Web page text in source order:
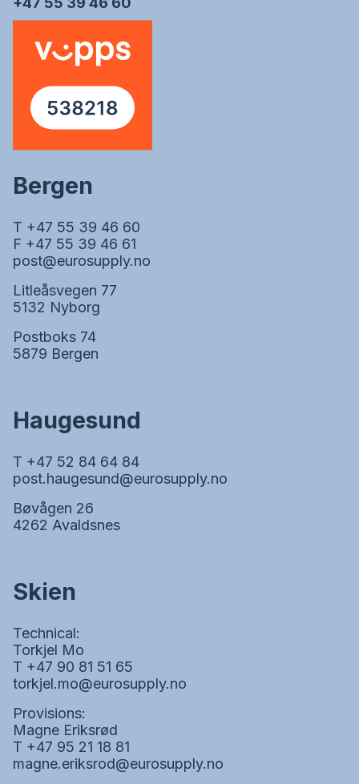
Bergen
T +47 55 39 46 60
F +47 55 39 46 61
post@eurosupply.no
Litleåsvegen 77
5132 Nyborg
Postboks 74
5879 Bergen
Haugesund
T +47 52 84 64 84
post.haugesund@eurosupply.no
Bøvågen 26
4262 Avaldsnes
Skien
Technical:
Torkjel Mo
T +47 90 81 51 65
torkjel.mo@eurosupply.no
Provisions:
Magne Eriksrød
T +47 95 21 18 81
magne.eriksrod@eurosupply.no